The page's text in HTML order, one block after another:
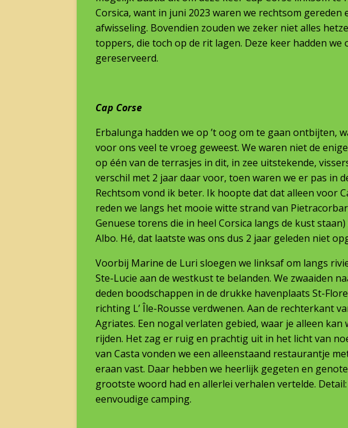
Corsica, want in juni 2023 waren we rechtsom gereden
afwisseling. Bovendien zouden we zeker niet alles
toppers, die toch op de rit lagen. Deze keer hadden
gereserveerd.
Cap Corse
Erbalunga hadden we op ’t oog om te gaan ontbijten,
voor ons veel te vroeg geweest. We waren niet de
op één van de terrasjes in dit, in zee uitstekende,
verschil met 2 jaar daar voor, toen waren we er pas in
Rechtsom vond ik beter. Ik hoopte dat dat alleen voor
reden we langs het mooie witte strand van
Genuese torens die in heel Corsica langs de kust
Albo. Hé, dat laatste was ons dus 2 jaar geleden niet
Voorbij Marine de Luri sloegen we linksaf om langs
Ste-Lucie aan de westkust te belanden. We zwaaiden
deden boodschappen in de drukke havenplaats St-
richting L’ Île-Rousse verdwenen. Aan de rechterkant
Agriates. Een nogal verlaten gebied, waar je alleen
rijden. Het zag er ruig en prachtig uit in het licht van
van Casta vonden we een alleenstaand restaurantje
eraan vast. Daar hebben we heerlijk gegeten en
grootste woord had en allerlei verhalen vertelde.
eenvoudige camping.